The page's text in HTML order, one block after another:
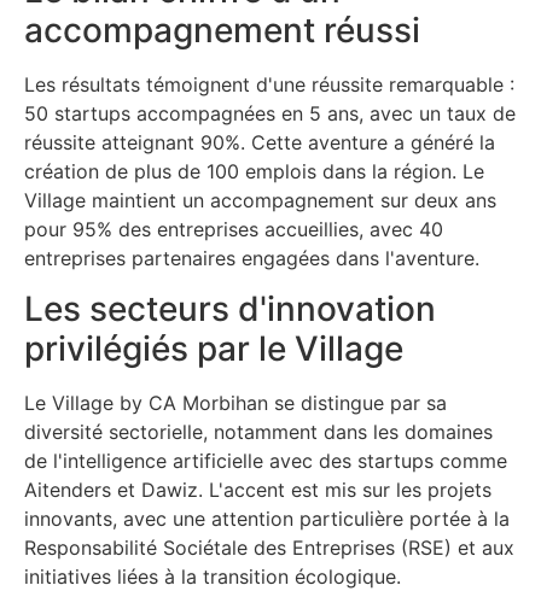
accompagnement réussi
Les résultats témoignent d'une réussite remarquable :
50 startups accompagnées en 5 ans, avec un taux de
réussite atteignant 90%. Cette aventure a généré la
création de plus de 100 emplois dans la région. Le
Village maintient un accompagnement sur deux ans
pour 95% des entreprises accueillies, avec 40
entreprises partenaires engagées dans l'aventure.
Les secteurs d'innovation
privilégiés par le Village
Le Village by CA Morbihan se distingue par sa
diversité sectorielle, notamment dans les domaines
de l'intelligence artificielle avec des startups comme
Aitenders et Dawiz. L'accent est mis sur les projets
innovants, avec une attention particulière portée à la
Responsabilité Sociétale des Entreprises (RSE) et aux
initiatives liées à la transition écologique.